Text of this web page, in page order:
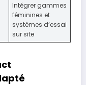
Intégrer gammes
féminines et
systèmes d’essai
sur site